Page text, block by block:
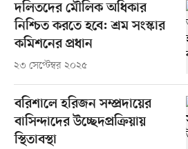
দলিতদের মৌলিক অধিকার
নিশ্চিত করতে হবে: শ্রম সংস্কার
কমিশনের প্রধান
২৩ সেপ্টেম্বর ২০২৫
বরিশালে হরিজন সম্প্রদায়ের
বাসিন্দাদের উচ্ছেদপ্রক্রিয়ায়
স্থিতাবস্থা